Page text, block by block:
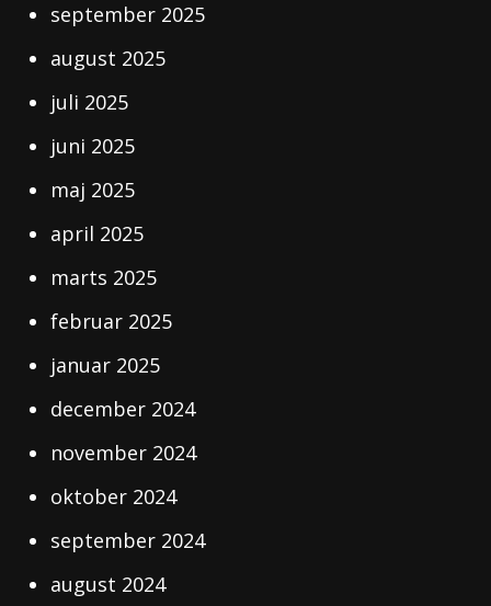
september 2025
august 2025
juli 2025
juni 2025
maj 2025
april 2025
marts 2025
februar 2025
januar 2025
december 2024
november 2024
oktober 2024
september 2024
august 2024